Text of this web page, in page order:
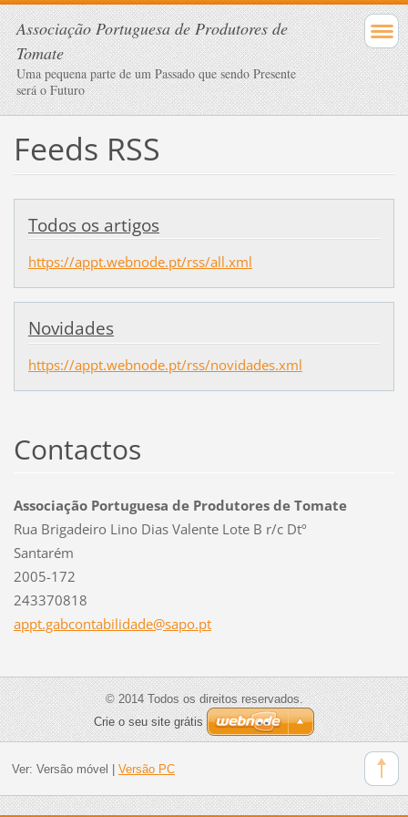
Associação Portuguesa de Produtores de
Tomate
Uma pequena parte de um Passado que sendo Presente
será o Futuro
Feeds RSS
Todos os artigos
https://appt.webnode.pt/rss/all.xml
Novidades
https://appt.webnode.pt/rss/novidades.xml
Contactos
Associação Portuguesa de Produtores de Tomate
Rua Brigadeiro Lino Dias Valente Lote B r/c Dtº
Santarém
2005-172
243370818
appt.gabcontabilidade@sapo.pt
© 2014 Todos os direitos reservados.
Crie o seu site grátis
Ver: Versão móvel Versão PC